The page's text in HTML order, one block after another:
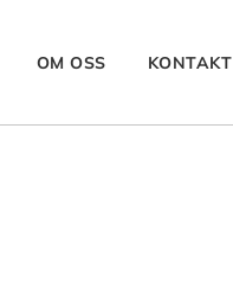
OM OSS KONTAKT